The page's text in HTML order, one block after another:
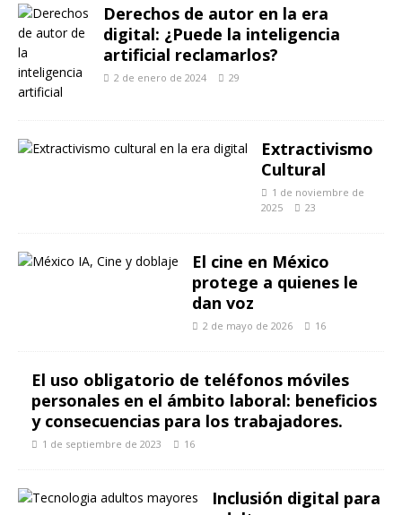
Derechos de autor en la era
digital: ¿Puede la inteligencia
artificial reclamarlos?
2 de enero de 2024 29
Extractivismo
Cultural
1 de noviembre de
2025
23
El cine en México
protege a quienes le
dan voz
2 de mayo de 2026 16
El uso obligatorio de teléfonos móviles
personales en el ámbito laboral: beneficios
y consecuencias para los trabajadores.
1 de septiembre de 2023 16
Inclusión digital para